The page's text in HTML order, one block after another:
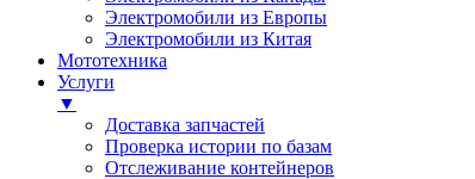
Электромобили из Европы
Электромобили из Китая
Мототехника
Услуги
▼
Доставка запчастей
Проверка истории по базам
Отслеживание контейнеров